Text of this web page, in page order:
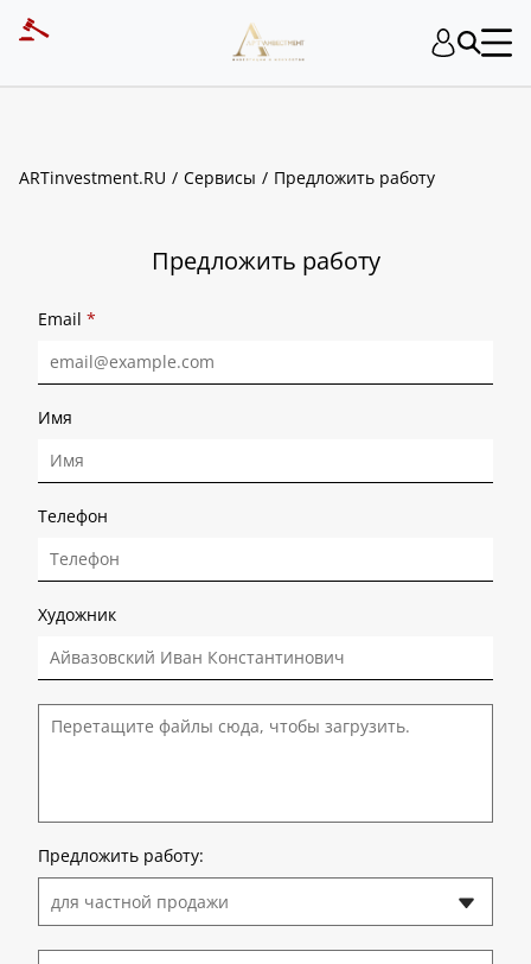
ARTinvestment.RU Сервисы Предложить работу
Предложить работу
Email *
Имя
Телефон
Художник
Перетащите файлы сюда, чтобы загрузить.
Предложить работу:
для частной продажи